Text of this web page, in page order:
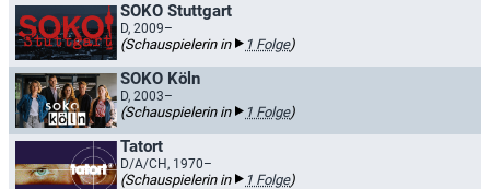
SOKO Stuttgart
D, 2009–
(Schauspielerin in 1 Folge)
SOKO Köln
D, 2003–
(Schauspielerin in 1 Folge)
Tatort
D/A/CH, 1970–
(Schauspielerin in 1 Folge)